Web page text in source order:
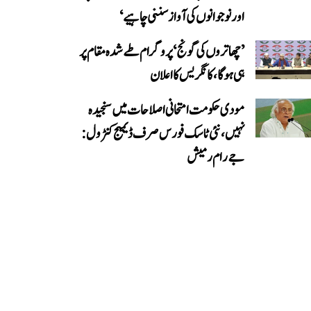
اور نوجوانوں کی آواز سننی چاہیے‘
’چھاتروں کی گونج‘ پروگرام طے شدہ مقام پر
ہی ہوگا، کانگریس کا اعلان
مودی حکومت امتحانی اصلاحات میں سنجیدہ
نہیں، نئی ٹاسک فورس صرف ڈیمیج کنٹرول:
جے رام رمیش